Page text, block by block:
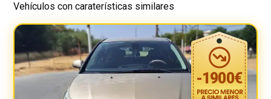
Clidrive
Vehículos con caraterísticas similares
-1900€